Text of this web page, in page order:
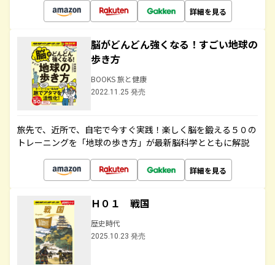
詳細を見る
脳がどんどん強くなる！すごい地球の
歩き方
BOOKS 旅と健康
2022.11.25 発売
旅先で、近所で、自宅で今すぐ実践！楽しく脳を鍛える５０の
トレーニングを「地球の歩き方」が最新脳科学とともに解説
詳細を見る
Ｈ０１ 戦国
歴史時代
2025.10.23 発売